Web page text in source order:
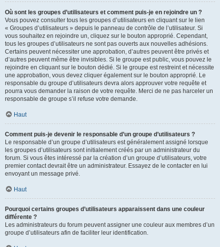
Où sont les groupes d’utilisateurs et comment puis-je en rejoindre un ?
Vous pouvez consulter tous les groupes d’utilisateurs en cliquant sur le lien
« Groupes d’utilisateurs » depuis le panneau de contrôle de l’utilisateur. Si
vous souhaitez en rejoindre un, cliquez sur le bouton approprié. Cependant,
tous les groupes d’utilisateurs ne sont pas ouverts aux nouvelles adhésions.
Certains peuvent nécessiter une approbation, d’autres peuvent être privés et
d’autres peuvent même être invisibles. Si le groupe est public, vous pouvez le
rejoindre en cliquant sur le bouton dédié. Si le groupe est restreint et nécessite
une approbation, vous devez cliquer également sur le bouton approprié. Le
responsable du groupe d’utilisateurs devra alors approuver votre requête et
pourra vous demander la raison de votre requête. Merci de ne pas harceler un
responsable de groupe s’il refuse votre demande.
Haut
Comment puis-je devenir le responsable d’un groupe d’utilisateurs ?
Le responsable d’un groupe d’utilisateurs est généralement assigné lorsque
les groupes d’utilisateurs sont initialement créés par un administrateur du
forum. Si vous êtes intéressé par la création d’un groupe d’utilisateurs, votre
premier contact devrait être un administrateur. Essayez de le contacter en lui
envoyant un message privé.
Haut
Pourquoi certains groupes d’utilisateurs apparaissent dans une couleur
différente ?
Les administrateurs du forum peuvent assigner une couleur aux membres d’un
groupe d’utilisateurs afin de faciliter leur identification.